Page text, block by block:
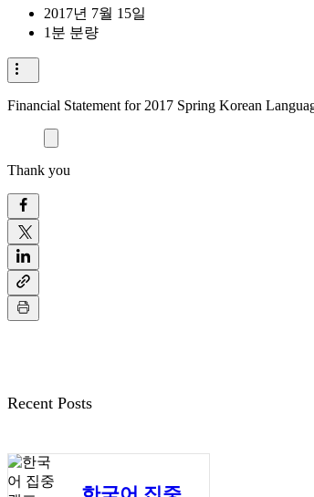
2017년 7월 15일
1분 분량
Financial Statement for 2017 Spring Korean
Thank you
Recent Posts